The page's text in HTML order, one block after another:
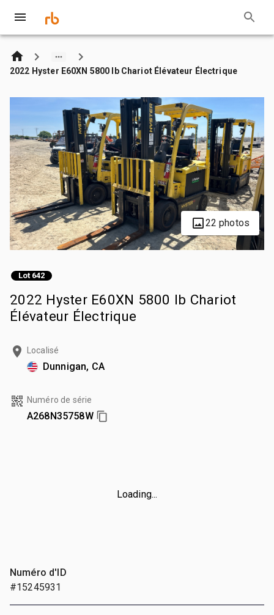
2022 Hyster E60XN 5800 lb Chariot Élévateur Électrique
22 photos
Lot 642
2022 Hyster E60XN 5800 lb Chariot
Élévateur Électrique
Localisé
Dunnigan, CA
Numéro de série
A268N35758W
Loading...
Numéro d'ID
#15245931